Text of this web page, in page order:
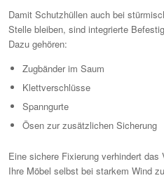
Damit Schutzhüllen auch bei
Stelle bleiben, sind integrierte
Dazu gehören:
Zugbänder im Saum
Klettverschlüsse
Spanngurte
Ösen zur zusätzlichen Sicherung
Eine sichere Fixierung verhindert
Ihre Möbel selbst bei starkem Wind